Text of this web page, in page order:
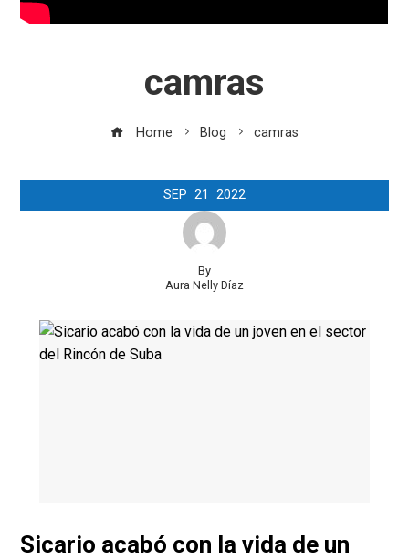
camras
Home Blog camras
SEP 21 2022
By
Aura Nelly Díaz
Sicario acabó con la vida de un